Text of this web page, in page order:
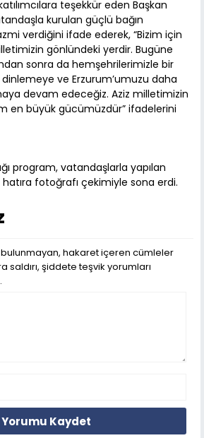
teşekkür eden Başkan
kurulan güçlü bağın
verdiğini ifade ederek, “Bizim için
gönlündeki yerdir. Bugüne
sonra da hemşehrilerimizle bir
ve Erzurum’umuzu daha
devam edeceğiz. Aziz milletimizin
en büyük gücümüzdür” ifadelerini
program, vatandaşlarla yapılan
fotoğrafı çekimiyle sona erdi.
hakaret içeren cümleler
saldırı, şiddete teşvik yorumları
Yorumu Kaydet